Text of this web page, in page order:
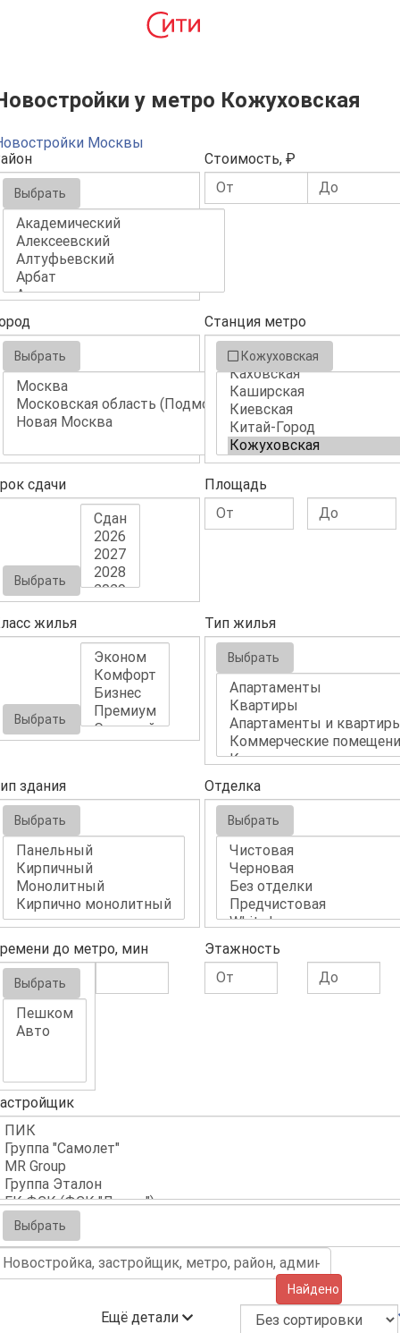
у метро Кожуховская
Москвы
Выбрать
Стоимость, ₽
Выбрать
Станция метро
Кожуховская
сдачи
Выбрать
Площадь
жилья
Выбрать
Тип жилья
Выбрать
здания
Выбрать
Отделка
Выбрать
до метро, мин
Выбрать
Этажность
Выбрать
Найдено (1)
Ещё детали